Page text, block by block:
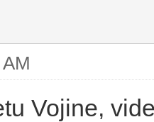
Vojine,